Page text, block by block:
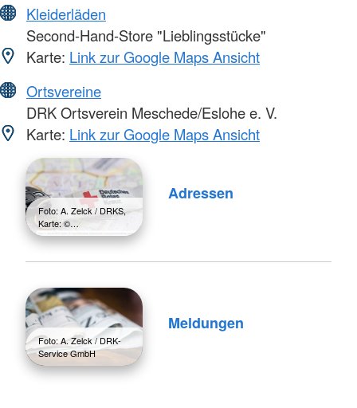
Kleiderläden
Second-Hand-Store "Lieblingsstücke"
Karte: Link zur Google Maps Ansicht
Ortsvereine
DRK Ortsverein Meschede/Eslohe e. V.
Karte: Link zur Google Maps Ansicht
Foto: A. Zelck / DRKS,
Karte: ©…
Adressen
Foto: A. Zelck / DRK-
Service GmbH
Meldungen